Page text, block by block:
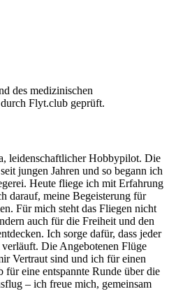
des medizinischen
Flyt.club geprüft.
leidenschaftlicher Hobbypilot. Die
jungen Jahren und so begann ich
Heute fliege ich mit Erfahrung
darauf, meine Begeisterung für
Für mich steht das Fliegen nicht
auch für die Freiheit und den
Ich sorge dafür, dass jeder
Die Angebotenen Flüge
Vertraut sind und ich für einen
für eine entspannte Runde über die
– ich freue mich, gemeinsam